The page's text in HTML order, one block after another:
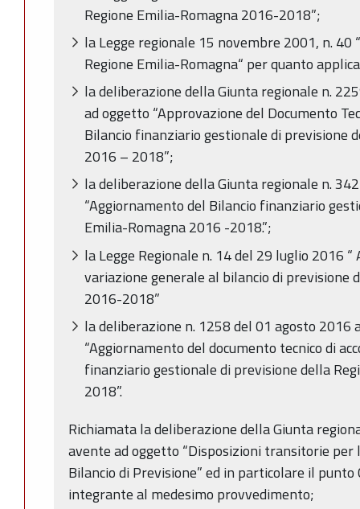
Regione Emilia-Romagna 2016-2018”;
la Legge regionale 15 novembre 2001, n.
Regione Emilia-Romagna“ per quanto
la deliberazione della Giunta regionale n.
ad oggetto “Approvazione del Documento
Bilancio finanziario gestionale di previsione
2016 – 2018”;
la deliberazione della Giunta regionale n.
“Aggiornamento del Bilancio finanziario
Emilia-Romagna 2016 -2018.”;
la Legge Regionale n. 14 del 29 luglio 2016
variazione generale al bilancio di previsione
2016-2018”
la deliberazione n. 1258 del 01 agosto 2016
“Aggiornamento del documento tecnico di
finanziario gestionale di previsione della
2018”.
Richiamata la deliberazione della Giunta
avente ad oggetto “Disposizioni transitorie
Bilancio di Previsione” ed in particolare il
integrante al medesimo provvedimento;